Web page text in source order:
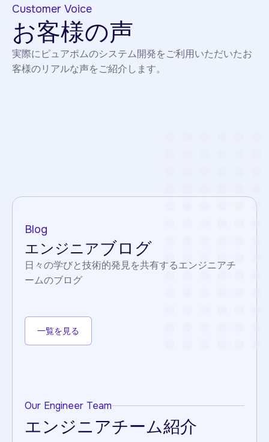
Customer Voice
お客様の声
実際にピュアポムのシステム開発をご利用いただいたお
客様のリアルな声をご紹介します。
Blog
エンジニアブログ
日々の学びと技術的発見を共有するエンジニアチ
ームのブログ
一覧を見る
Our Engineer Team
エンジニアチーム紹介